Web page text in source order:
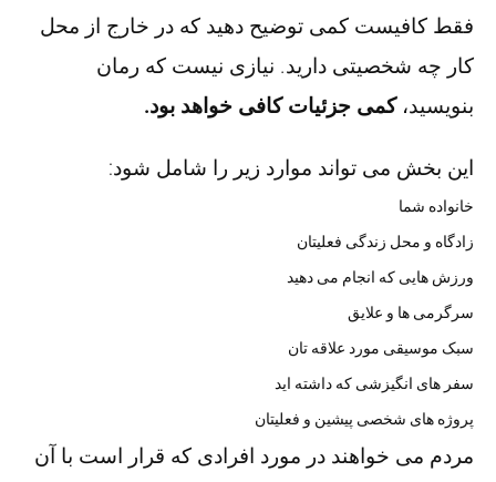
فقط کافیست کمی توضیح دهید که در خارج از محل
کار چه شخصیتی دارید. نیازی نیست که رمان
بنویسید،کمی جزئیات کافی خواهد بود.
این بخش می تواند موارد زیر را شامل شود:
خانواده شما
زادگاه و محل زندگی فعلیتان
ورزش هایی که انجام می دهید
سرگرمی ها و علایق
سبک موسیقی مورد علاقه تان
سفر های انگیزشی که داشته اید
پروژه های شخصی پیشین و فعلیتان
مردم می خواهند در مورد افرادی که قرار است با آن